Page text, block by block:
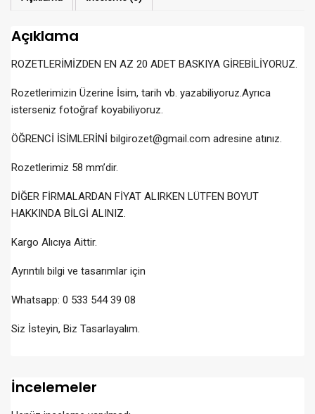
Açıklama
ROZETLERİMİZDEN EN AZ 20 ADET BASKIYA GİREBİLİYORUZ.
Rozetlerimizin Üzerine İsim, tarih vb. yazabiliyoruz.Ayrıca
isterseniz fotoğraf koyabiliyoruz.
ÖĞRENCİ İSİMLERİNİ bilgirozet@gmail.com adresine atınız.
Rozetlerimiz 58 mm’dir.
DİĞER FİRMALARDAN FİYAT ALIRKEN LÜTFEN BOYUT
HAKKINDA BİLGİ ALINIZ.
Kargo Alıcıya Aittir.
Ayrıntılı bilgi ve tasarımlar için
Whatsapp: 0 533 544 39 08
Siz İsteyin, Biz Tasarlayalım.
İncelemeler